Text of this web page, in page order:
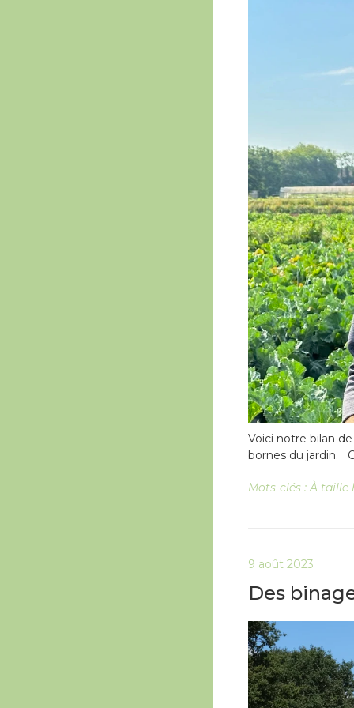
Voici notre bilan
bornes du jardin.
Mots-clés :À taille
9 août 2023
Des